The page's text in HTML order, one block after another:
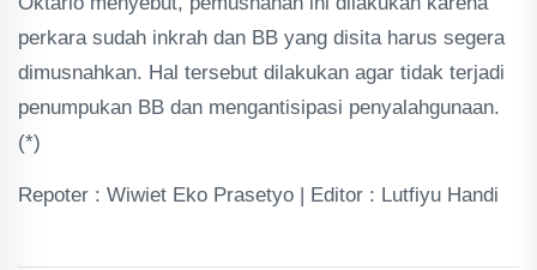
perkara sudah inkrah dan BB yang disita harus segera
dimusnahkan. Hal tersebut dilakukan agar tidak terjadi
penumpukan BB dan mengantisipasi penyalahgunaan.
(*)
Repoter : Wiwiet Eko Prasetyo | Editor : Lutfiyu Handi